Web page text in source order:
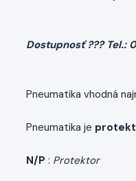
Dostupnosť ??? Tel.:
Pneumatika vhodná
Pneumatika je
N/P : Protektor